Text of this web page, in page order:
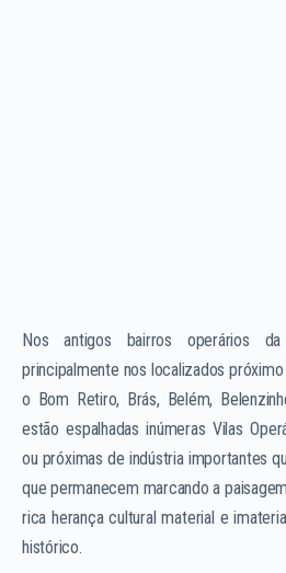
Nos antigos bairros operários
principalmente nos localizados
o Bom Retiro, Brás, Belém,
estão espalhadas inúmeras Vilas
ou próximas de indústria importantes
que permanecem marcando a
rica herança cultural material e
histórico.